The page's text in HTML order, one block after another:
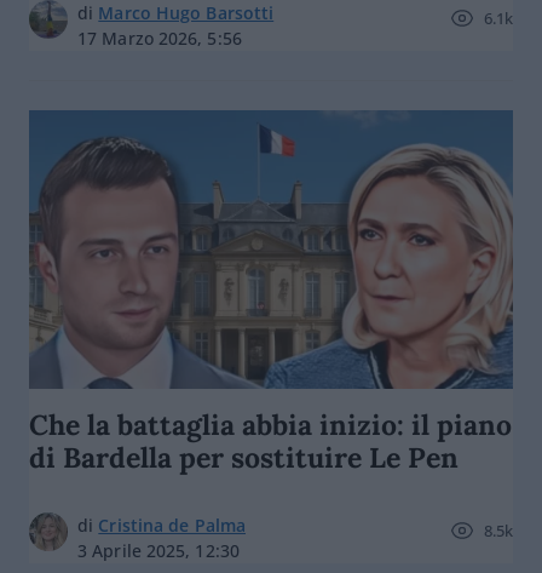
di Marco Hugo Barsotti
17 Marzo 2026, 5:56
6.1k
Che la battaglia abbia inizio: il piano
di Bardella per sostituire Le Pen
di Cristina de Palma
3 Aprile 2025, 12:30
8.5k